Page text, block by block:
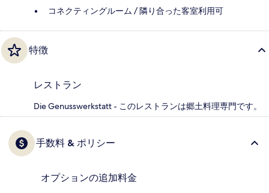
コネクティングルーム / 隣り合った客室利用可
特徴
レストラン
Die Genusswerkstatt - このレストランは郷土料理専門です。
手数料 & ポリシー
オプションの追加料金